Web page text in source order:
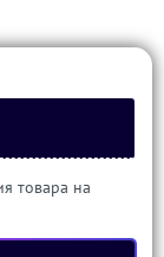
товара на